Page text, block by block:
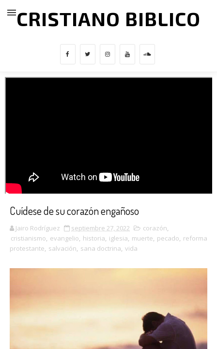
CRISTIANO BIBLICO
Cuídese de su corazón engañoso
Jairo Rodríguez septiembre 27, 2022 corazón,
cristianismo, evangelio, historia, iglesia, muerte, pecado, reforma
protestante, salvación, sana doctrina, vida